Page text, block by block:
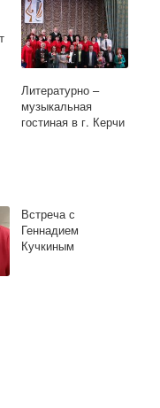
Литературно –
музыкальная
гостиная в г. Керчи
Встреча с
Геннадием
Кучкиным